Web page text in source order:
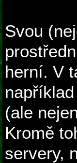
Svou
herní. V
(ale
Kromě
servery,